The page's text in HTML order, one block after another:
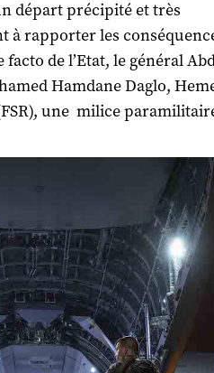
départ précipité et très
rapporter les
de l’Etat, le général
Hamdane Daglo,
une milice